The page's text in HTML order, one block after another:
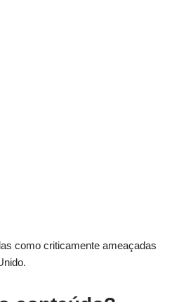
como criticamente ameaçadas